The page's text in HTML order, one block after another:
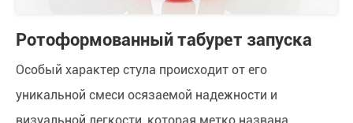
Ротоформованный табурет запуска
Особый характер стула происходит от его
уникальной смеси осязаемой надежности и
визуальной легкости, которая метко названа